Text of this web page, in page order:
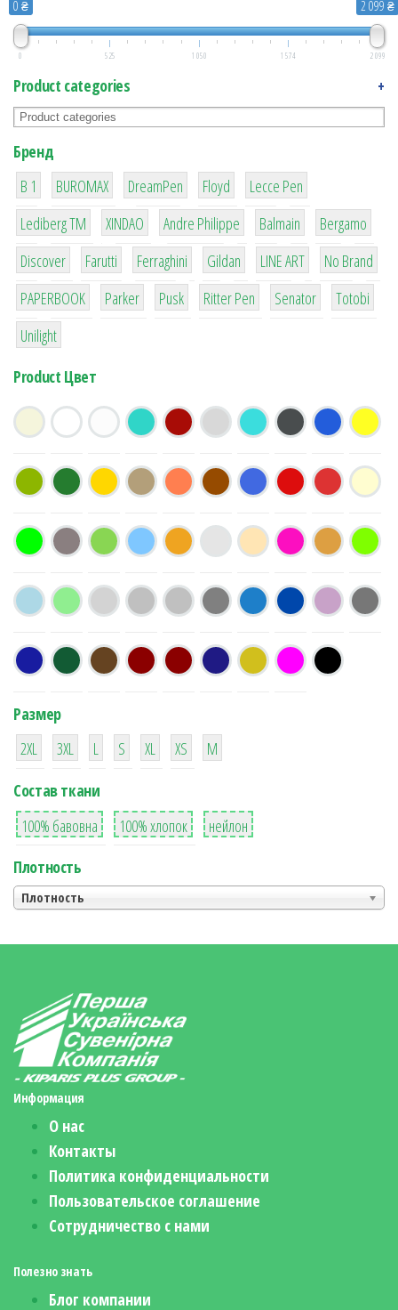
0 ₴ 2 099 ₴
0 525 1 050 1 574 2 099
Product categories +
Бренд
B 1
1
BUROMAX
1
DreamPen
2
Floyd
2
Lecce Pen
3
Lediberg ТМ
3
XINDAO
1
Andre Philippe
4
Balmain
26
Bergamo
64
Discover
299
Farutti
4
Ferraghini
42
Gildan
4
LINE ART
90
No Brand
8
PAPERBOOK
6
Parker
2
Pusk
22
Ritter Pen
15
Senator
43
Totobi
1
Unilight
Product Цвет
Размер
38
2XL
16
3XL
42
L
42
S
42
XL XS
М
Состав ткани
8
100% бавовна
36
100% хлопок
2
нейлон
Плотность
Плотность
Информация
О нас
Контакты
Политика конфиденциальности
Пользовательское соглашение
Сотрудничество с нами
Полезно знать
Блог компании